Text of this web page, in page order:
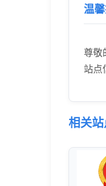
温
尊敬
站点
相关站